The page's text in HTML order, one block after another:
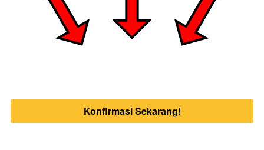
`Konfirmasi Sekarang!